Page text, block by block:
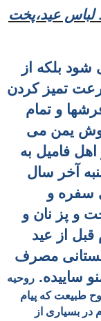
لباس عید،پخت
بلکه از
تمیز کردن
و تمام
خوش یمن می
فامیل به
آخر سال
سفره و
و پز نان و
قبل از عید
مصرف
ساییده. روحیه
طبیعتکه پیام
بسیاری از